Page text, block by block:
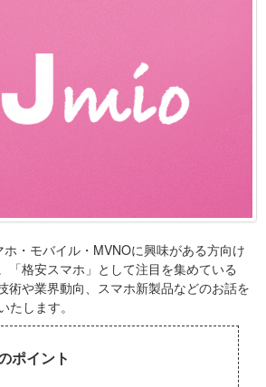
・モバイル・MVNOに興味がある方向け
「格安スマホ」として注目を集めている
術や業界動向、スマホ新製品などのお話を
します。
ポイント